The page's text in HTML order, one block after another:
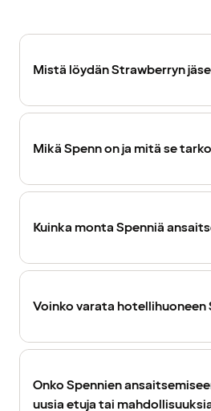
Mistä löydän Strawberryn
Mikä Spenn on ja mitä se
Kuinka monta Spenniä
Voinko varata hotellihuoneen
Onko Spennien
uusia etuja tai